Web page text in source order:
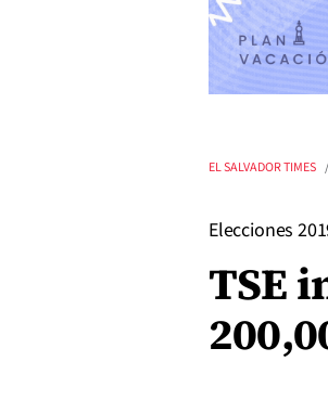
EL SALVADOR TIMES
Elecciones
TSE